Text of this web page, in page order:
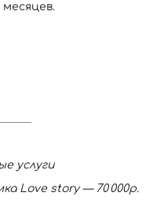
месяцев.
услуги
Love story — 70 000р.